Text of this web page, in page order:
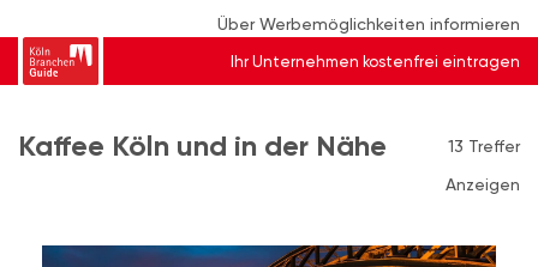
Über Werbemöglichkeiten informieren
Ihr Unternehmen kostenfrei eintragen
Kaffee Köln und in der Nähe
13 Treffer
Anzeigen